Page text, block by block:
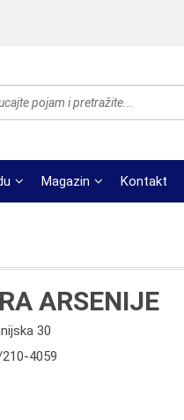
Magazin Kontakt
ARSENIJE
30
4059